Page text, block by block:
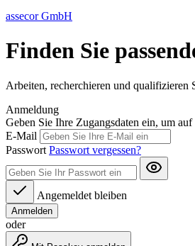
assecor GmbH
Finden Sie
Arbeiten, recherchieren und qualifizieren
Anmeldung
Geben Sie Ihre Zugangsdaten ein, um
E-Mail
Passwort Passwort vergessen?
Angemeldet bleiben
Anmelden
oder